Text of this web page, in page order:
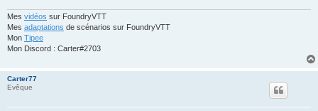
Mes vidéos sur FoundryVTT
Mes adaptations de scénarios sur FoundryVTT
Mon Tipee
Mon Discord : Carter#2703
Carter77
Evêque